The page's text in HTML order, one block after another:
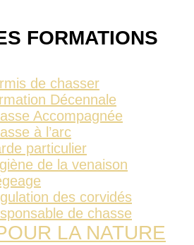
FORMATIONS
de chasser
Décennale
Accompagnée
à l’arc
particulier
de la venaison
des corvidés
de chasse
LA NATURE